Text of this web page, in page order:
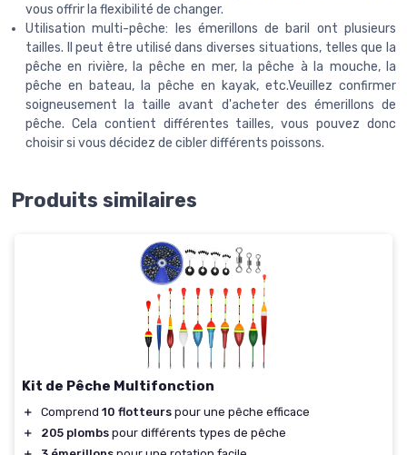
vous offrir la flexibilité de changer.
Utilisation multi-pêche: les émerillons de baril ont plusieurs
tailles. Il peut être utilisé dans diverses situations, telles que la
pêche en rivière, la pêche en mer, la pêche à la mouche, la
pêche en bateau, la pêche en kayak, etc.Veuillez confirmer
soigneusement la taille avant d'acheter des émerillons de
pêche. Cela contient différentes tailles, vous pouvez donc
choisir si vous décidez de cibler différents poissons.
Produits similaires
Kit de Pêche Multifonction
＋ Comprend 10 flotteurs pour une pêche efficace
＋
205 plombs pour différents types de pêche